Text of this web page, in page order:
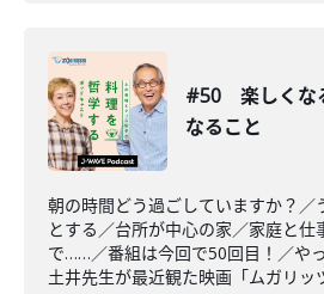
#50 楽しくな
なること
朝の時間どう過ごしていますか？／
とする／台所が中心の家／家庭と仕
で……／番組は今回で50回目！／や
土井先生が最近観た映画「ムガリッ